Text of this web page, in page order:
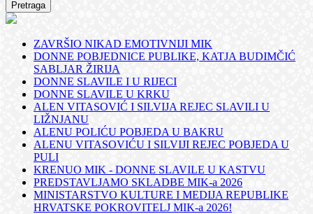
ZAVRŠIO NIKAD EMOTIVNIJI MIK
DONNE POBJEDNICE PUBLIKE, KATJA BUDIMČIĆ
SABLJAR ŽIRIJA
DONNE SLAVILE I U RIJECI
DONNE SLAVILE U KRKU
ALEN VITASOVIĆ I SILVIJA REJEC SLAVILI U
LIŽNJANU
ALENU POLIĆU POBJEDA U BAKRU
ALENU VITASOVIĆU I SILVIJI REJEC POBJEDA U
PULI
KRENUO MIK - DONNE SLAVILE U KASTVU
PREDSTAVLJAMO SKLADBE MIK-a 2026
MINISTARSTVO KULTURE I MEDIJA REPUBLIKE
HRVATSKE POKROVITELJ MIK-a 2026!